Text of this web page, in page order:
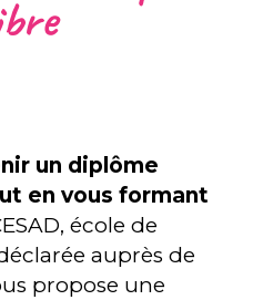
un diplôme
en vous formant
école de
auprès de
propose une